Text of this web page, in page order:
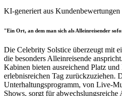
KI-generiert aus Kundenbewertungen
"Ein Ort, an dem man sich als Alleinreisender
Die Celebrity Solstice überzeugt mit
die besonders Alleinreisende
Kabinen bieten ausreichend Platz
erlebnisreichen Tag zurückzuziehen.
Unterhaltungsprogramm, von Live-
Shows, sorgt für abwechslungsreiche